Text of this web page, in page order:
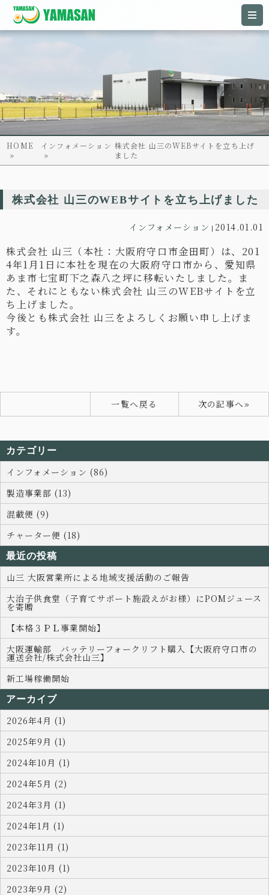
HOME インフォメーション 株式会社 山三のWEBサイトを立ち上げ
ました
株式会社 山三のWEBサイトを立ち上げました
インフォメーション | 2014.01.01
株式会社 山三（本社：大阪府守口市金田町）は、201
4年1月1日に本社を現在の大阪府守口市から、愛知県
あま市七宝町下之森八之坪に移転いたしました。ま
た、それにともない株式会社 山三のWEBサイトを立
ち上げました。
今後とも株式会社 山三をよろしくお願い申し上げま
す。
次の記事へ»
一覧へ戻る
カテゴリー
インフォメーション (86)
製造事業部 (13)
混載便 (9)
チャーター便 (18)
最近の投稿
山三 大阪営業所による地域支援活動のご報告
大治子供食堂（子育てサポート施設えがお様）にPOMジュース
を寄贈
【本格３ＰＬ事業開始】
大阪運輸部 バッテリーフォークリフト購入【大阪府守口市の
運送会社/株式会社山三】
新工場稼働開始
アーカイブ
2026年4月 (1)
2025年9月 (1)
2024年10月 (1)
2024年5月 (2)
2024年3月 (1)
2024年1月 (1)
2023年11月 (1)
2023年10月 (1)
2023年9月 (2)